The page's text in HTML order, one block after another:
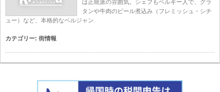
は正統派の雰囲気。シェフもベルギー人で、グラ
タンや牛肉のビール煮込み（フレミッシュ・シチ
ュー）など、本格的なベルジャン
カテゴリー: 街情報